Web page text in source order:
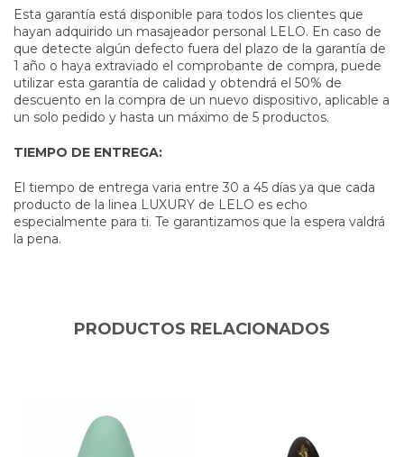
Esta garantía está disponible para todos los clientes que
hayan adquirido un masajeador personal LELO. En caso de
que detecte algún defecto fuera del plazo de la garantía de
1 año o haya extraviado el comprobante de compra, puede
utilizar esta garantía de calidad y obtendrá el 50% de
descuento en la compra de un nuevo dispositivo, aplicable a
un solo pedido y hasta un máximo de 5 productos.
TIEMPO DE ENTREGA:
El tiempo de entrega varia entre 30 a 45 días ya que cada
producto de la linea LUXURY de LELO es echo
especialmente para ti. Te garantizamos que la espera valdrá
la pena.​
PRODUCTOS RELACIONADOS